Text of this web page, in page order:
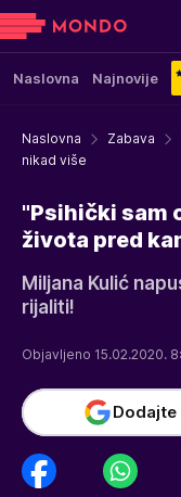
Naslovna Najnovije
Naslovna Zabava
nikad više
"Psihički sam
života pred
Miljana Kulić
rijaliti!
Objavljeno 15.02.2020.
Dodajte